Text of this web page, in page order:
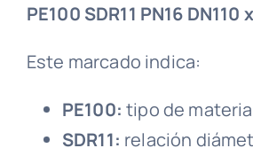
PE100 SDR11 PN16 DN110
Este marcado indica:
PE100: tipo de
SDR11: relación